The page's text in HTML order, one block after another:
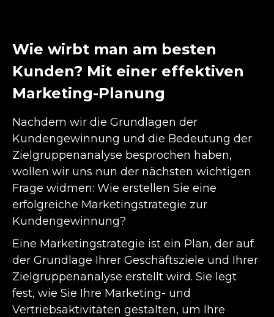
Wie wirbt man am besten
Kunden? Mit einer effektiven
Marketing-Planung
Nachdem wir die Grundlagen der
Kundengewinnung und die Bedeutung der
Zielgruppenanalyse besprochen haben,
wollen wir uns nun der nächsten wichtigen
Frage widmen: Wie erstellen Sie eine
erfolgreiche Marketingstrategie zur
Kundengewinnung?
Eine Marketingstrategie ist ein Plan, der auf
der Grundlage Ihrer Geschäftsziele und Ihrer
Zielgruppenanalyse erstellt wird. Sie legt
fest, wie Sie Ihre Marketing- und
Vertriebsaktivitäten gestalten, um Ihre